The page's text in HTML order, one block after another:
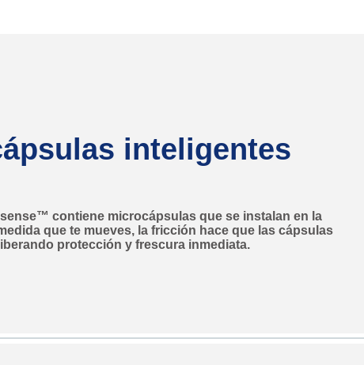
inteligentes
contiene microcápsulas que se instalan en la
que te mueves, la fricción hace que las cápsulas
protección y frescura inmediata.